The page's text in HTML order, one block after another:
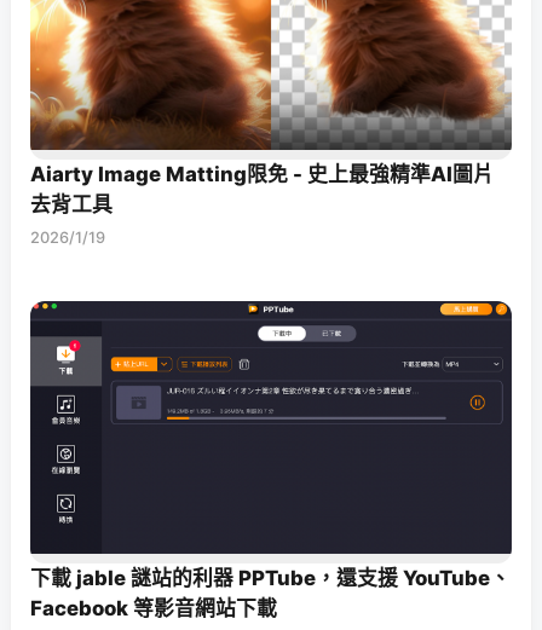
Aiarty Image Matting限免 - 史上最強精準AI圖片
去背工具
2026/1/19
下載 jable 謎站的利器 PPTube，還支援 YouTube、
Facebook 等影音網站下載